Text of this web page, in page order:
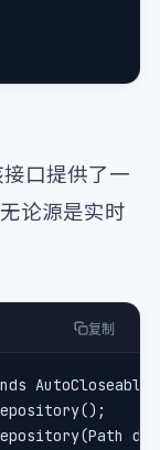
口提供了一
论源是实时
复制
AutoCloseable